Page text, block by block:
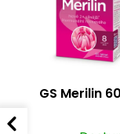
GS Merilin